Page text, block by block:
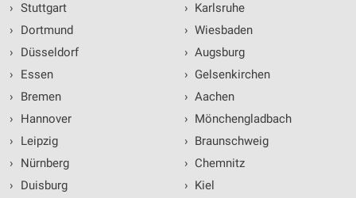
› Stuttgart
›
Dortmund
›
Düsseldorf
›
Essen
›
Bremen
›
Hannover
›
Leipzig
›
Nürnberg
›
Duisburg
› Karlsruhe
› Wiesbaden
› Augsburg
› Gelsenkirchen
› Aachen
› Mönchengladbach
› Braunschweig
› Chemnitz
› Kiel